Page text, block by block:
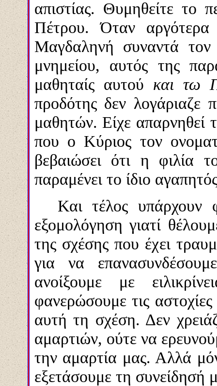
απιστίας. Θυμηθείτε το
Πέτρου. Όταν
Μαγδαληνή συναντά
μνημείου, αυτός της
μαθηταίς αυτού και τω
προδότης δεν
μαθητών. Είχε απαρνηθεί
που ο Κύριος τον
βεβαιώσει ότι η φιλία
παραμένει το ίδιο
Και τέλος υπάρχουν
εξομολόγηση γιατί
της σχέσης που έχει
για να
ανοίξουμε με
φανερώσουμε τις
αυτή τη σχέση. Δεν
αμαρτιών, ούτε να
την αμαρτία μας. Αλλά
εξετάσουμε τη συνείδησή